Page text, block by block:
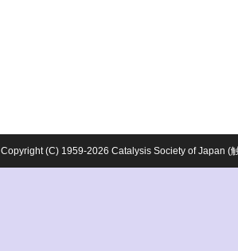
Copyright (C) 1959-2026 Catalysis Society of Japan (